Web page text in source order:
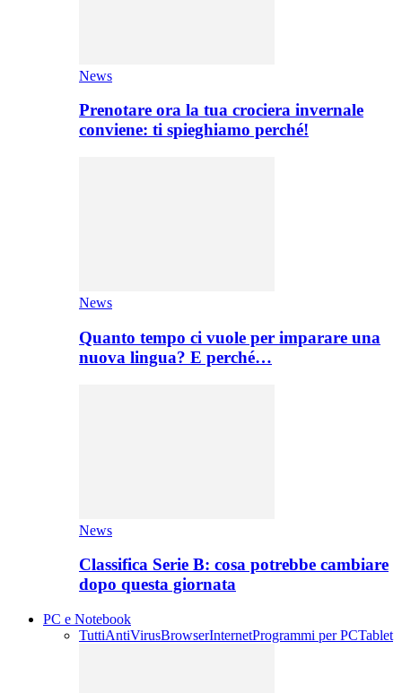
News
Prenotare ora la tua crociera invernale
conviene: ti spieghiamo perché!
News
Quanto tempo ci vuole per imparare una
nuova lingua? E perché…
News
Classifica Serie B: cosa potrebbe cambiare
dopo questa giornata
PC e Notebook
TuttiAntiVirusBrowserInternetProgrammi per PCTablet